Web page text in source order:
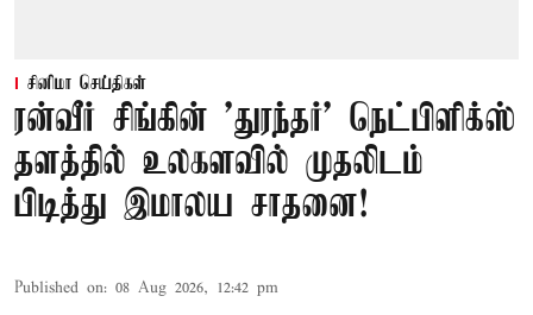
சினிமா செய்திகள்
ரன்வீர் சிங்கின் 'துரந்தர்' நெட்பிளிக்ஸ்
தளத்தில் உலகளவில் முதலிடம்
பிடித்து இமாலய சாதனை!
Published on: 08 Aug 2026, 12:42 pm